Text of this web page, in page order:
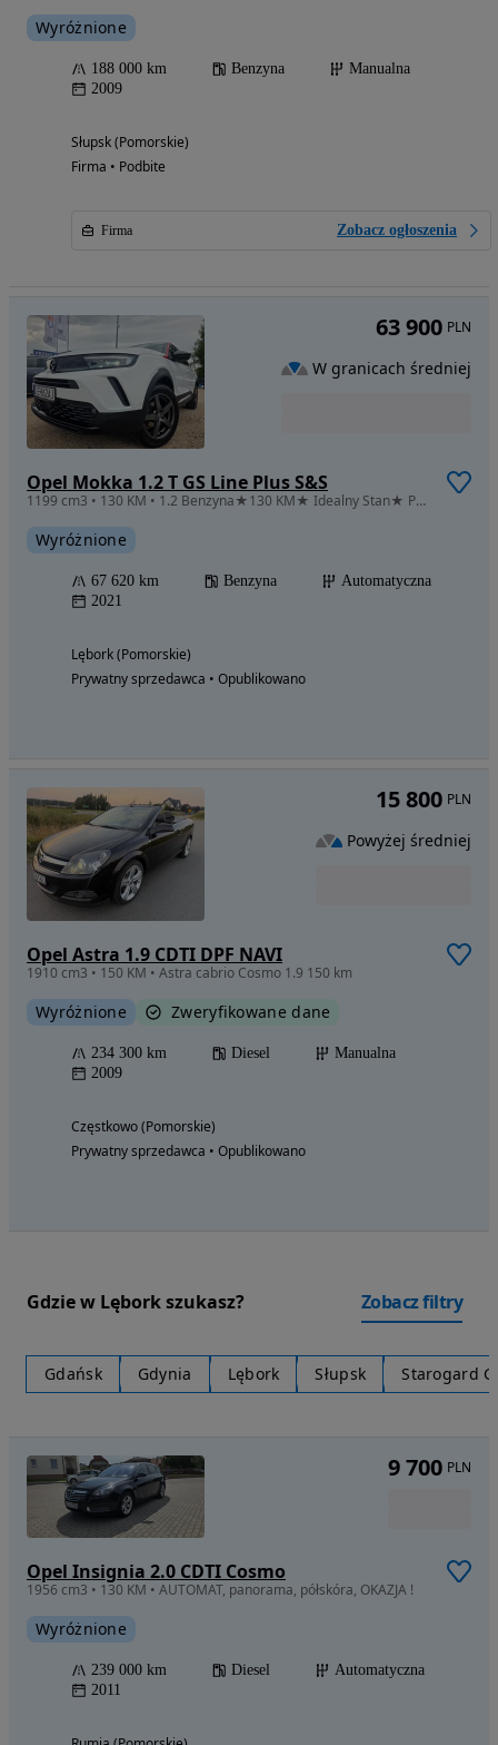
Wyróżnione
188 000 km Benzyna
Manualna
2009
Słupsk (Pomorskie)
Firma • Podbite
Firma Zobacz ogłoszenia
Opel Mokka 1.2 T GS Line Plus S&S
1199 cm3 • 130 KM • 1.2 Benzyna★130 KM★ Idealny Stan★ Polecam★
Wyróżnione
67 620 km Benzyna
Automatyczna
2021
Lębork (Pomorskie)
Prywatny sprzedawca • Opublikowano
63 900 PLN
W granicach średniej
Opel Astra 1.9 CDTI DPF NAVI
1910 cm3 • 150 KM • Astra cabrio Cosmo 1.9 150 km
Wyróżnione Zweryfikowane dane
234 300 km Diesel
Manualna
2009
Częstkowo (Pomorskie)
Prywatny sprzedawca • Opublikowano
15 800 PLN
Powyżej średniej
Gdzie w Lębork szukasz? Zobacz filtry
Gdańsk Gdynia Lębork Słupsk Starogard
Opel Insignia 2.0 CDTI Cosmo
1956 cm3 • 130 KM • AUTOMAT, panorama, półskóra, OKAZJA !
Wyróżnione
239 000 km Diesel
Automatyczna
2011
9 700 PLN